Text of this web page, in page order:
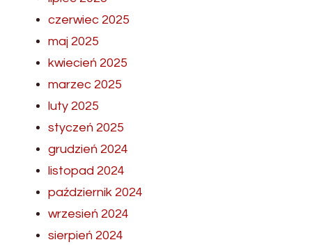
czerwiec 2025
maj 2025
kwiecień 2025
marzec 2025
luty 2025
styczeń 2025
grudzień 2024
listopad 2024
październik 2024
wrzesień 2024
sierpień 2024